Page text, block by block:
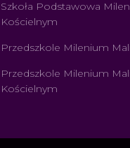
Szkoła Podstawowa
Kościelnym
Przedszkole Milenium
Przedszkole Milenium
Kościelnym